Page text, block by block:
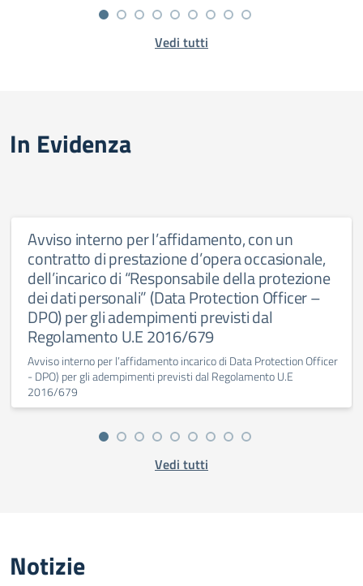
Vedi tutti
In Evidenza
Avviso interno per l’affidamento, con un
contratto di prestazione d’opera occasionale,
dell’incarico di “Responsabile della protezione
dei dati personali” (Data Protection Officer –
DPO) per gli adempimenti previsti dal
Regolamento U.E 2016/679
Avviso interno per l’affidamento incarico di Data Protection Officer
- DPO) per gli adempimenti previsti dal Regolamento U.E
2016/679
Vedi tutti
Notizie